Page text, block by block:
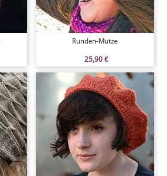
Runden-Mütze
25,90 €